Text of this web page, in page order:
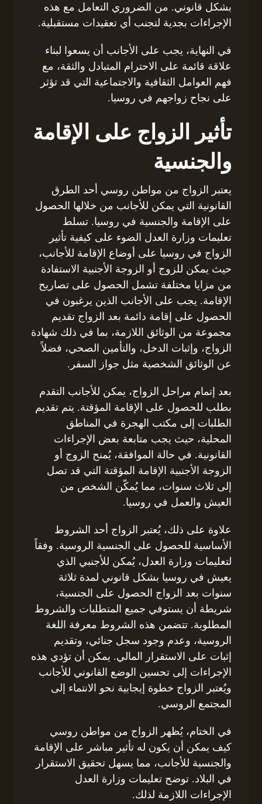
بشكل قانوني. من الضروري التعامل مع هذه
الإجراءات بجدية لتجنب أي تعقيدات مستقبلية.
في النهاية، يجب على الأجانب أن يسعوا لبناء
علاقة قائمة على الاحترام المتبادل والثقة، مع
فهم العوامل الثقافية والاجتماعية التي قد تؤثر
على نجاح زواجهم في روسيا.
تأثير الزواج على الإقامة
والجنسية
يعتبر الزواج من مواطن روسي أحد الطرق
القانونية التي يمكن للأجانب من خلالها الحصول
على الإقامة والجنسية في روسيا. تسلط
تعليمات وزارة العدل الضوء على كيفية تأثير
الزواج في روسيا على أوضاع الإقامة للأجانب،
حيث يمكن للزوج أو الزوجة الأجنبية الاستفادة
من مزايا مختلفة تشمل الحصول على تصاريح
الإقامة. يجب على الأجانب الذين يرغبون في
الحصول على إقامة دائمة بعد الزواج تقديم
مجموعة من الوثائق اللازمة، بما في ذلك شهادة
الزواج، وإثبات الدخل، والتأمين الصحي، فضلاً
عن الوثائق الشخصية مثل جواز السفر.
بعد إتمام مراحل الزواج، يمكن للأجانب التقدم
بطلب للحصول على الإقامة المؤقتة. يتم تقديم
الطلبات إلى مكتب الهجرة في المناطق
المحلية، حيث يجب متابعة بعض الإجراءات
القانونية. في حالة الموافقة، يُمنح الزوج أو
الزوجة الأجنبية الإقامة المؤقتة التي قد تصل
إلى ثلاث سنوات، مما يُمكّن الشخص من
العيش والعمل في روسيا.
علاوة على ذلك، يُعتبر الزواج أحد الشروط
الأساسية للحصول على الجنسية الروسية. وفقاً
لتعليمات وزارة العدل، يُمكن للأجنبي الذي
يعيش في روسيا بشكل قانوني لمدة ثلاثة
سنوات بعد الزواج الحصول على الجنسية،
شريطة أن يستوفي جميع المتطلبات والشروط
المطلوبة. تتضمن هذه الشروط معرفة اللغة
الروسية، وعدم وجود سجل جنائي، وتقديم
إثبات على الاستقرار المالي. يمكن أن تؤدي هذه
الإجراءات إلى تحسين الوضع القانوني للأجانب
ويُعتبر الزواج خطوة إيجابية نحو الانتماء إلى
المجتمع الروسي.
في الختام، يُظهر الزواج من مواطن روسي
كيف يمكن أن يكون له تأثير مباشر على الإقامة
والجنسية للأجانب، مما يسهل تحقيق الاستقرار
في البلاد. توضح تعليمات وزارة العدل
الإجراءات اللازمة لذلك.